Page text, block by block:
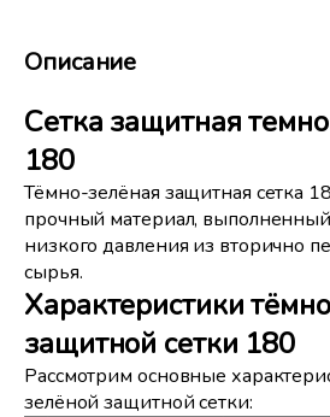
Описание
Сетка защитная
180
Тёмно-зелёная защитная сетка
прочный материал,
низкого давления из вторично
сырья.
Характеристики
защитной сетки 180
Рассмотрим основные
зелёной защитной сетки: